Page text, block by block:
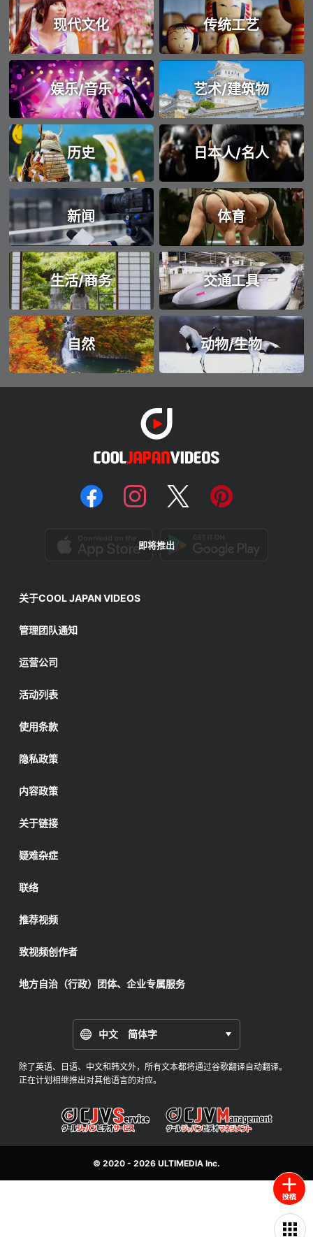
现代文化 传统工艺
娱乐/音乐 艺术/建筑物
历史 日本人/名人
新闻 体育
生活/商务 交通工具
自然 动物/生物
即将推出
关于COOL JAPAN VIDEOS
管理团队通知
运营公司
活动列表
使用条款
隐私政策
内容政策
关于链接
疑难杂症
联络
推荐视频
致视频创作者
地方自治（行政）团体、企业专属服务
中文 简体字
除了英语、日语、中文和韩文外，所有文本都将通过谷歌翻译自动翻译。
正在计划相继推出对其他语言的对应。
© 2020 - 2026 ULTIMEDIA Inc.